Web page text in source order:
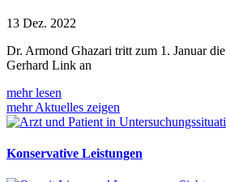
13 Dez. 2022
Dr. Armond Ghazari tritt zum 1. Januar
Gerhard Link an
mehr lesen
mehr Aktuelles zeigen
Konservative Leistungen